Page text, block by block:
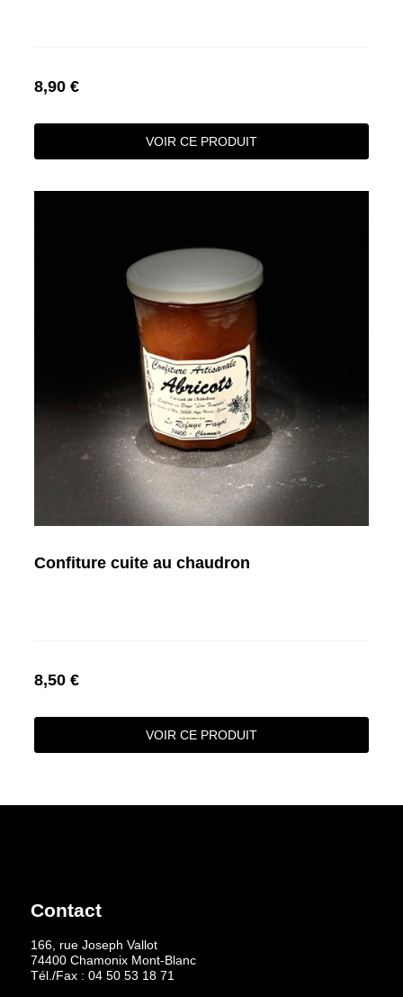
8,90 €
VOIR CE PRODUIT
Confiture cuite au chaudron
8,50 €
VOIR CE PRODUIT
Contact
166, rue Joseph Vallot
74400 Chamonix Mont-Blanc
Tél./Fax : 04 50 53 18 71